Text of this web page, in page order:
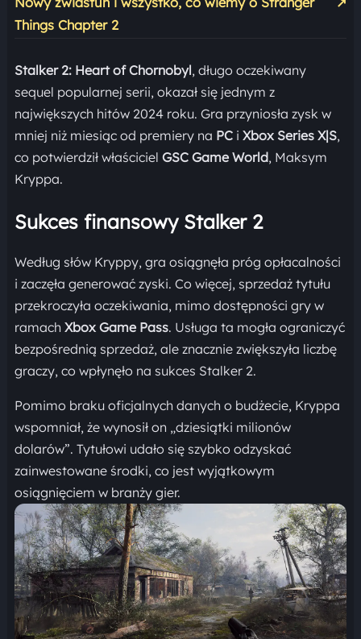
Things Chapter 2
Stalker 2: Heart of Chornobyl, długo oczekiwany
sequel popularnej serii, okazał się jednym z
największych hitów 2024 roku. Gra przyniosła zysk w
mniej niż miesiąc od premiery na PCi Xbox Series X|S,
co potwierdził właściciel GSC Game World, Maksym
Kryppa.
Sukces finansowy Stalker 2
Według słów Kryppy, gra osiągnęła próg opłacalności
i zaczęła generować zyski. Co więcej, sprzedaż tytułu
przekroczyła oczekiwania, mimo dostępności gry w
ramach Xbox Game Pass. Usługa ta mogła ograniczyć
bezpośrednią sprzedaż, ale znacznie zwiększyła liczbę
graczy, co wpłynęło na sukces Stalker 2.
Pomimo braku oficjalnych danych o budżecie, Kryppa
wspomniał, że wynosił on „dziesiątki milionów
dolarów”. Tytułowi udało się szybko odzyskać
zainwestowane środki, co jest wyjątkowym
osiągnięciem w branży gier.